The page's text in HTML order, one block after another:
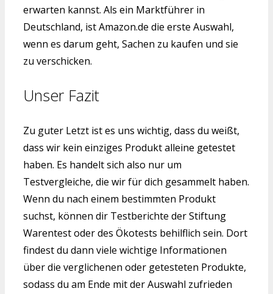
erwarten kannst. Als ein Marktführer in
Deutschland, ist Amazon.de die erste Auswahl,
wenn es darum geht, Sachen zu kaufen und sie
zu verschicken.
Unser Fazit
Zu guter Letzt ist es uns wichtig, dass du weißt,
dass wir kein einziges Produkt alleine getestet
haben. Es handelt sich also nur um
Testvergleiche, die wir für dich gesammelt haben.
Wenn du nach einem bestimmten Produkt
suchst, können dir Testberichte der Stiftung
Warentest oder des Ökotests behilflich sein. Dort
findest du dann viele wichtige Informationen
über die verglichenen oder getesteten Produkte,
sodass du am Ende mit der Auswahl zufrieden